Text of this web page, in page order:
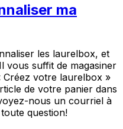
ma
les laurelbox, et
vous suffit de magasiner
Créez votre laurelbox »
de votre panier dans
nous un courriel à
question!